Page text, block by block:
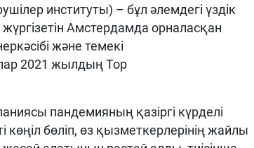
институты) – бұл әлемдегі үздік
жүргізетін Амстердамда орналасқан
және темекі
2021 жылдың Top
пандемияның қазіргі күрделі
көңіл бөліп, өз қызметкерлерінің жайлы